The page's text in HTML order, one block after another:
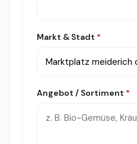
Markt & Stadt *
Angebot / Sortiment *